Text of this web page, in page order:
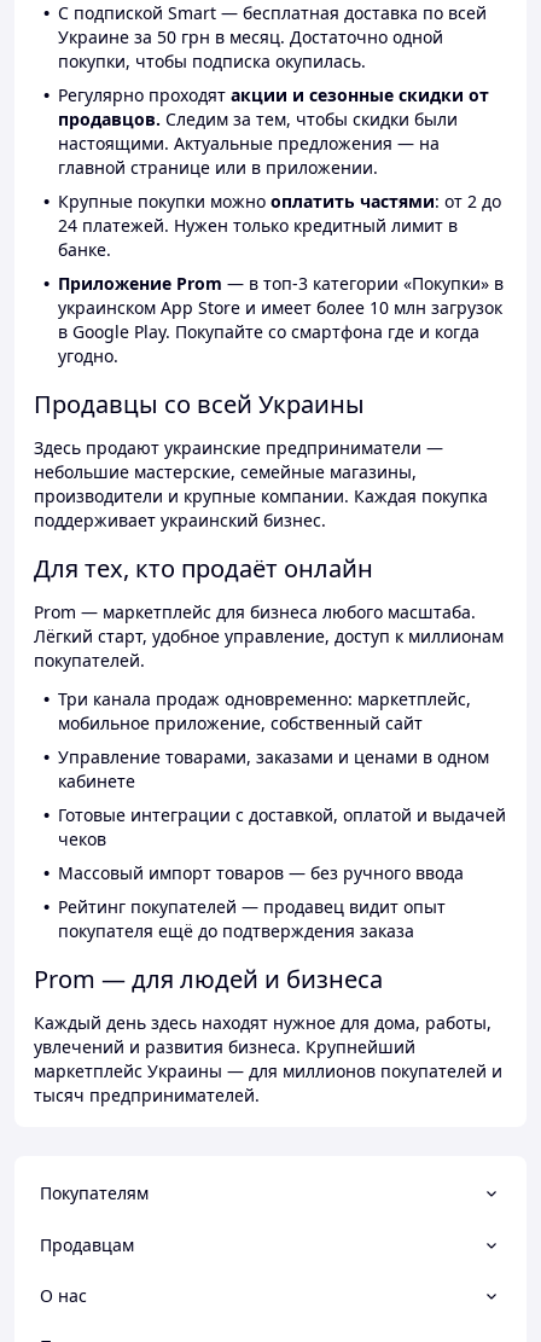
С подпиской Smart — бесплатная доставка по всей
Украине за 50 грн в месяц. Достаточно одной
покупки, чтобы подписка окупилась.
Регулярно проходят акции и сезонные скидки от
продавцов. Следим за тем, чтобы скидки были
настоящими. Актуальные предложения — на
главной странице или в приложении.
Крупные покупки можно оплатить частями: от 2 до
24 платежей. Нужен только кредитный лимит в
банке.
Приложение Prom — в топ-3 категории «Покупки» в
украинском App Store и имеет более 10 млн загрузок
в Google Play. Покупайте со смартфона где и когда
угодно.
Продавцы со всей Украины
Здесь продают украинские предприниматели —
небольшие мастерские, семейные магазины,
производители и крупные компании. Каждая покупка
поддерживает украинский бизнес.
Для тех, кто продаёт онлайн
Prom — маркетплейс для бизнеса любого масштаба.
Лёгкий старт, удобное управление, доступ к миллионам
покупателей.
Три канала продаж одновременно: маркетплейс,
мобильное приложение, собственный сайт
Управление товарами, заказами и ценами в одном
кабинете
Готовые интеграции с доставкой, оплатой и выдачей
чеков
Массовый импорт товаров — без ручного ввода
Рейтинг покупателей — продавец видит опыт
покупателя ещё до подтверждения заказа
Prom — для людей и бизнеса
Каждый день здесь находят нужное для дома, работы,
увлечений и развития бизнеса. Крупнейший
маркетплейс Украины — для миллионов покупателей и
тысяч предпринимателей.
Покупателям
Продавцам
О нас